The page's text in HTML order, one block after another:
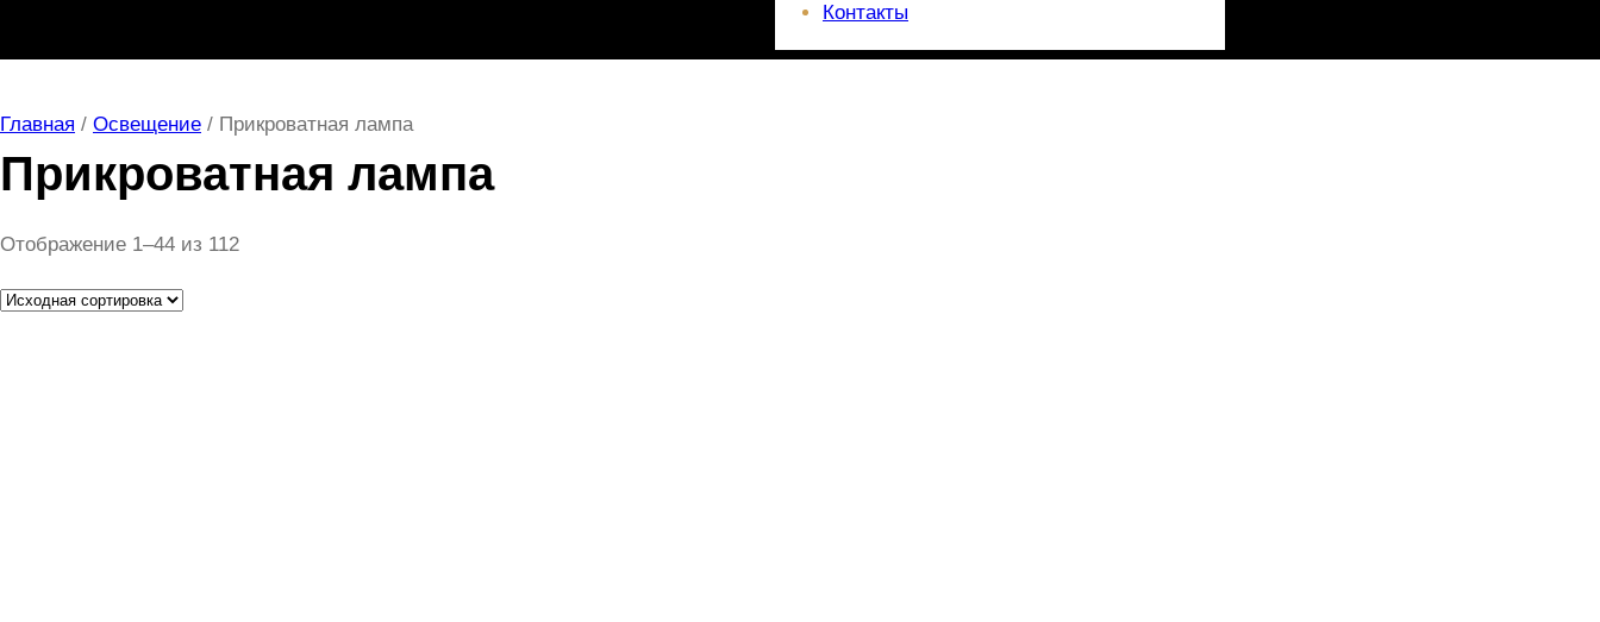
Контакты
Главная / Освещение / Прикроватная лампа
Прикроватная лампа
Отображение 1–44 из 112